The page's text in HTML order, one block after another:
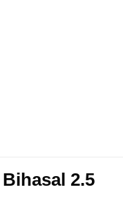
2.5